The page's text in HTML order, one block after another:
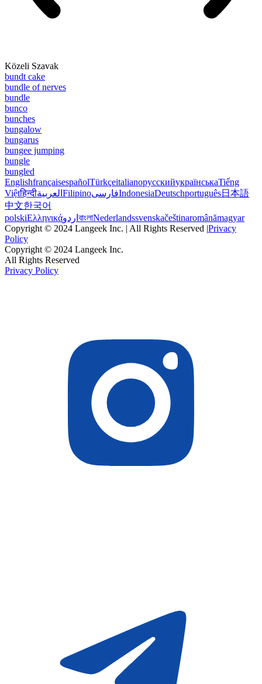
Közeli Szavak
bundt cake
bundle of nerves
bundle
bunco
bunches
bungalow
bungarus
bungee jumping
bungle
bungled
EnglishfrançaisespañolTürkçeitalianoрусскийукраїнськаTiếng
Việtहिन्दीالعربية FilipinoفارسیIndonesiaDeutschportuguês日本語
中文한국어
polskiΕλληνικάاردو বাংলাNederlandssvenskačeštinaromânămagyar
Copyright © 2024 Langeek Inc. | All Rights Reserved |Privacy
Policy
Copyright © 2024 Langeek Inc.
All Rights Reserved
Privacy Policy